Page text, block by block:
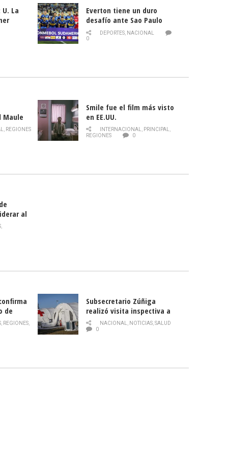
La
Everton tiene un duro
desafío ante Sao Paulo
DEPORTES, NACIONAL
0
Maule
de la
, REGIONES
Smile fue el film más visto
en EE.UU.
INTERNACIONAL, PRINCIPAL,
REGIONES
0
al
,
de
, REGIONES,
Subsecretario Zúñiga
realizó visita inspectiva a
Hospital Modular Sótero del
Río
NACIONAL, NOTICIAS,SALUD
0